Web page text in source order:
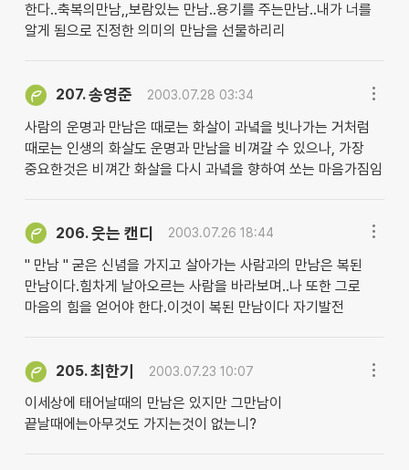
한다..축복의만남,,보람있는 만남..용기를 주는만남..내가 너를
알게 됨으로 진정한 의미의 만남을 선물하리리
207.송영준 2003.07.28 03:34
사람의 운명과 만남은 때로는 화살이 과녘을 빗나가는 거처럼
때로는 인생의 화살도 운명과 만남을 비껴갈 수 있으나, 가장
중요한것은 비껴간 화살을 다시 과녘을 향하여 쏘는 마음가짐임
206.웃는 캔디 2003.07.26 18:44
" 만남 " 굳은 신념을 가지고 살아가는 사람과의 만남은 복된
만남이다.힘차게 날아오르는 사람을 바라보며..나 또한 그로
마음의 힘을 얻어야 한다.이것이 복된 만남이다 자기발전
205.최한기 2003.07.23 10:07
이세상에 태어날때의 만남은 있지만 그만남이
끝날때에는아무것도 가지는것이 없는니?